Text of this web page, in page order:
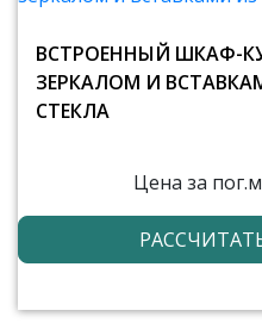
ВСТРОЕННЫЙ ШКАФ-
ЗЕРКАЛОМ И
СТЕКЛА
Цена за